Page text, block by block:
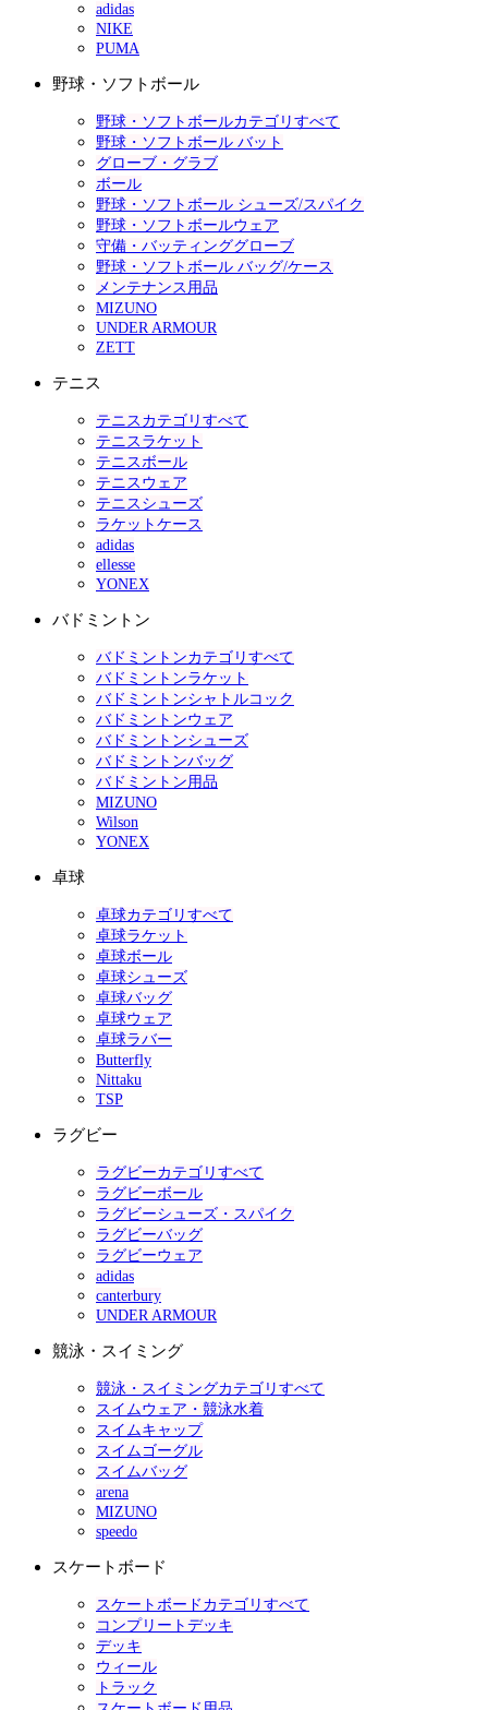
adidas
NIKE
PUMA
野球・ソフトボール
野球・ソフトボールカテゴリすべて
野球・ソフトボール バット
グローブ・グラブ
ボール
野球・ソフトボール シューズ/スパイク
野球・ソフトボールウェア
守備・バッティンググローブ
野球・ソフトボール バッグ/ケース
メンテナンス用品
MIZUNO
UNDER ARMOUR
ZETT
テニス
テニスカテゴリすべて
テニスラケット
テニスボール
テニスウェア
テニスシューズ
ラケットケース
adidas
ellesse
YONEX
バドミントン
バドミントンカテゴリすべて
バドミントンラケット
バドミントンシャトルコック
バドミントンウェア
バドミントンシューズ
バドミントンバッグ
バドミントン用品
MIZUNO
Wilson
YONEX
卓球
卓球カテゴリすべて
卓球ラケット
卓球ボール
卓球シューズ
卓球バッグ
卓球ウェア
卓球ラバー
Butterfly
Nittaku
TSP
ラグビー
ラグビーカテゴリすべて
ラグビーボール
ラグビーシューズ・スパイク
ラグビーバッグ
ラグビーウェア
adidas
canterbury
UNDER ARMOUR
競泳・スイミング
競泳・スイミングカテゴリすべて
スイムウェア・競泳水着
スイムキャップ
スイムゴーグル
スイムバッグ
arena
MIZUNO
speedo
スケートボード
スケートボードカテゴリすべて
コンプリートデッキ
デッキ
ウィール
トラック